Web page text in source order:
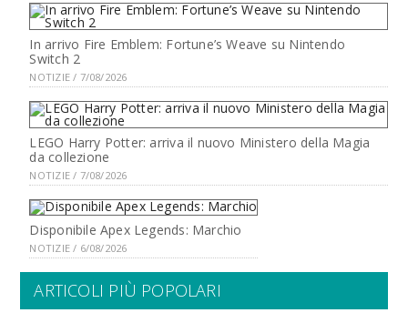
In arrivo Fire Emblem: Fortune’s Weave su Nintendo
Switch 2
NOTIZIE / 7/08/2026
LEGO Harry Potter: arriva il nuovo Ministero della Magia
da collezione
NOTIZIE / 7/08/2026
Disponibile Apex Legends: Marchio
NOTIZIE / 6/08/2026
ARTICOLI PIÙ POPOLARI